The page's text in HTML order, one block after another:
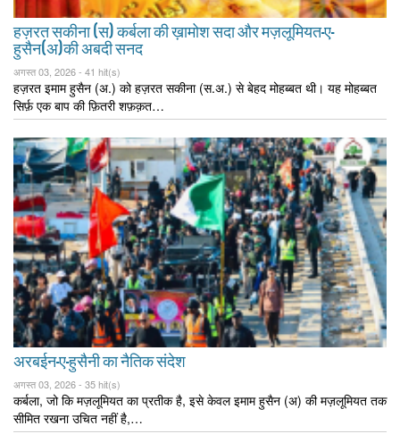
हज़रत सकीना (स) कर्बला की ख़ामोश सदा और मज़लूमियत-ए-
हुसैन(अ)की अबदी सनद
अगस्त 03, 2026 - 41 hit(s)
हज़रत इमाम हुसैन (अ.) को हज़रत सकीना (स.अ.) से बेहद मोहब्बत थी। यह मोहब्बत
सिर्फ़ एक बाप की फ़ितरी शफ़क़त…
अरबईन-ए-हुसैनी का नैतिक संदेश
अगस्त 03, 2026 - 35 hit(s)
कर्बला, जो कि मज़लूमियत का प्रतीक है, इसे केवल इमाम हुसैन (अ) की मज़लूमियत तक
सीमित रखना उचित नहीं है,…